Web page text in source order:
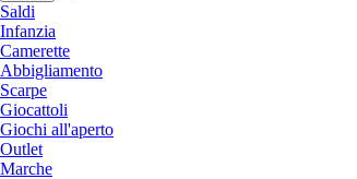
Saldi
Infanzia
Camerette
Abbigliamento
Scarpe
Giocattoli
Giochi all'aperto
Outlet
Marche